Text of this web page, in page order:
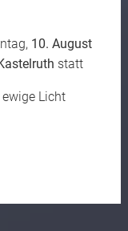
10. August
statt
Licht